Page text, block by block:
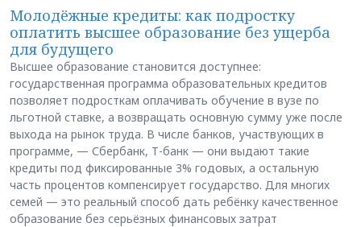
Молодёжные кредиты: как подростку
оплатить высшее образование без ущерба
для будущего
Высшее образование становится доступнее:
государственная программа образовательных кредитов
позволяет подросткам оплачивать обучение в вузе по
льготной ставке, а возвращать основную сумму уже после
выхода на рынок труда. В числе банков, участвующих в
программе, — Сбербанк, Т-банк — они выдают такие
кредиты под фиксированные 3% годовых, а остальную
часть процентов компенсирует государство. Для многих
семей — это реальный способ дать ребёнку качественное
образование без серьёзных финансовых затрат